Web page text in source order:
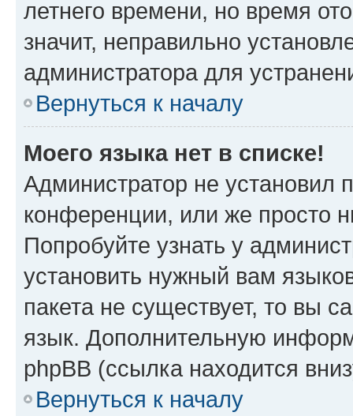
летнего времени, но время
значит, неправильно
администратора для
Вернуться к началу
Моего языка нет в списке!
Администратор не установил
конференции, или же просто
Попробуйте узнать у
установить нужный вам
пакета не существует, то вы
язык. Дополнительную
phpBB (ссылка находится
Вернуться к началу